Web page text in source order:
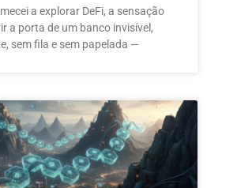
a explorar DeFi, a sensação
a porta de um banco invisível,
sem fila e sem papelada —